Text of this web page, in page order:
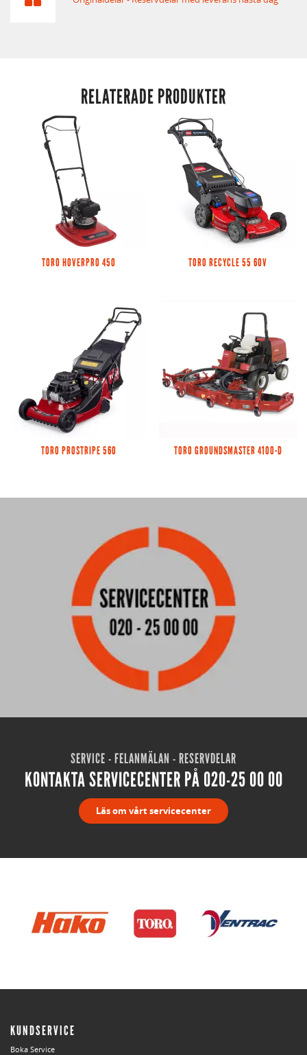
RELATERADE PRODUKTER
TORO HOVERPRO 450 TORO RECYCLE 55 60V
TORO PROSTRIPE 560 TORO GROUNDSMASTER 4100-D
SERVICE - FELANMÄLAN - RESERVDELAR
KONTAKTA SERVICECENTER PÅ 020-25 00 00
Läs om vårt servicecenter
KUNDSERVICE
Boka Service